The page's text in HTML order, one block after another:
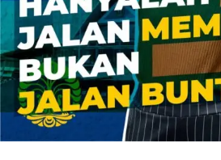
OUR
REGISTRATION